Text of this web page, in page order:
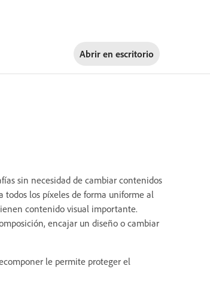
Abrir en escritorio
sin necesidad de cambiar contenidos
todos los píxeles de forma uniforme al
contenido visual importante.
encajar un diseño o cambiar
le permite proteger el